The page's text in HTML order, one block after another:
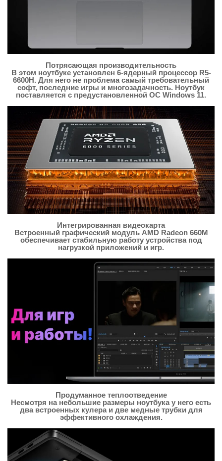
Потрясающая производительность
В этом ноутбуке установлен 6-ядерный процессор R5-
6600H. Для него не проблема самый требовательный
софт, последние игры и многозадачность. Ноутбук
поставляется с предустановленной ОС Windows 11.
Интегрированная видеокарта
Встроенный графический модуль AMD Radeon 660M
обеспечивает стабильную работу устройства под
нагрузкой приложений и игр.
Продуманное теплоотведение
Несмотря на небольшие размеры ноутбука у него есть
два встроенных кулера и две медные трубки для
эффективного охлаждения.